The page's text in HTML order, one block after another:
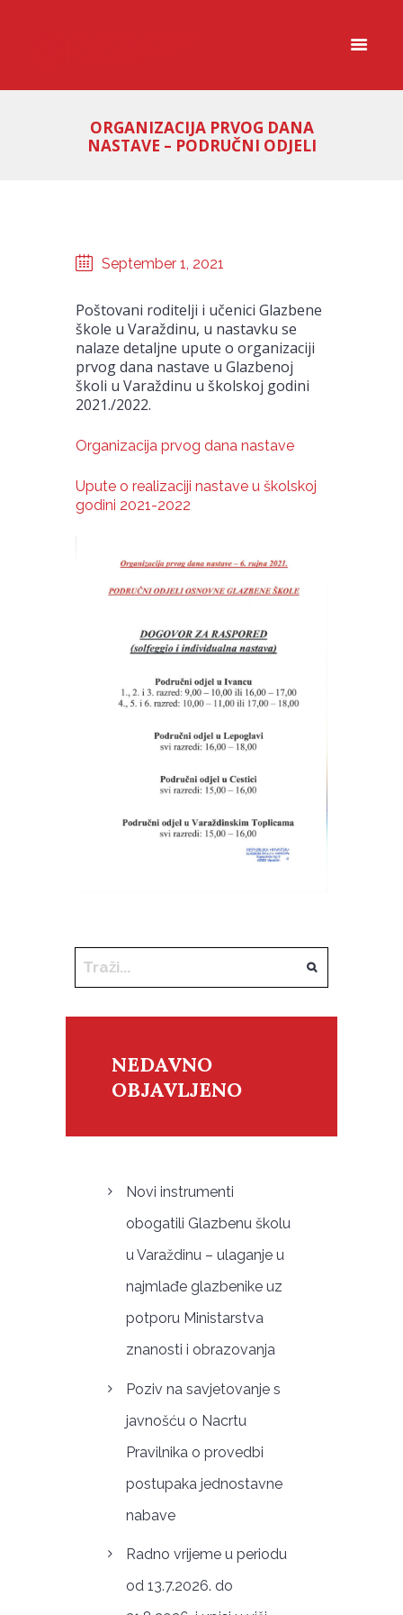
ORGANIZACIJA PRVOG DANA
NASTAVE – PODRUČNI ODJELI
September 1, 2021
Poštovani roditelji i učenici Glazbene
škole u Varaždinu, u nastavku se
nalaze detaljne upute o organizaciji
prvog dana nastave u Glazbenoj
školi u Varaždinu u školskoj godini
2021./2022.
Organizacija prvog dana nastave
Upute o realizaciji nastave u školskoj
godini 2021-2022
NEDAVNO
OBJAVLJENO
Novi instrumenti
obogatili Glazbenu školu
u Varaždinu – ulaganje u
najmlađe glazbenike uz
potporu Ministarstva
znanosti i obrazovanja
Poziv na savjetovanje s
javnošću o Nacrtu
Pravilnika o provedbi
postupaka jednostavne
nabave
Radno vrijeme u periodu
od 13.7.2026. do